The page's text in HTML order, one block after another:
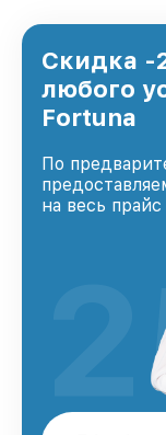
Скидка -
любого
Fortuna
По
на весь